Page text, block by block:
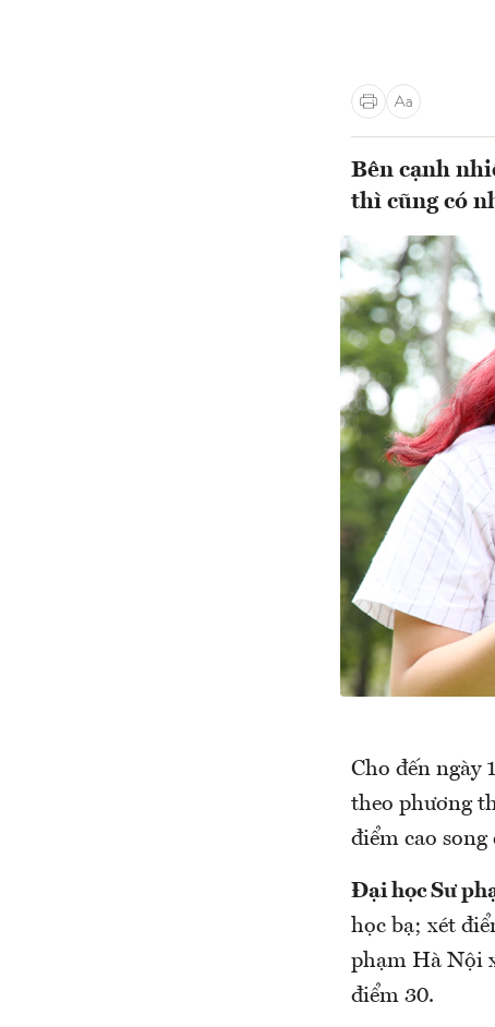
Bên cạnh
thì cũng có
Cho đến ngày
theo phương
điểm cao
Đại học Sư
học bạ; xét
phạm Hà Nội
điểm 30.